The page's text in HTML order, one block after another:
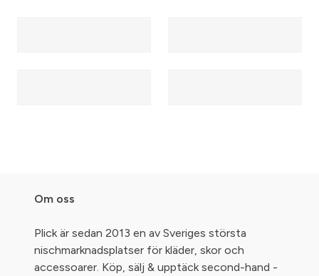
Om oss
Plick är sedan 2013 en av Sveriges största
nischmarknadsplatser för kläder, skor och
accessoarer. Köp, sälj & upptäck second-hand -